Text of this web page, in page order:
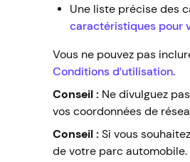
Une liste précise des
caractéristiques pour
Vous ne pouvez pas
Conditions d’utilisation.
Conseil : Ne divulguez
vos coordonnées de
Conseil : Si vous
de votre parc automobile.